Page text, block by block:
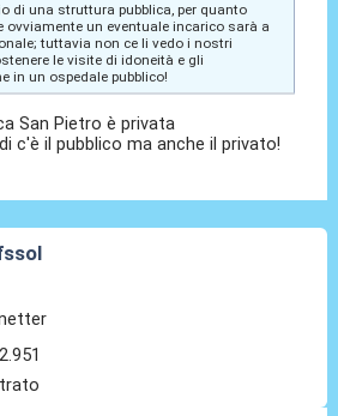
di una struttura pubblica, per quanto
ovviamente un eventuale incarico sarà a
tuttavia non ce li vedo i nostri
le visite di idoneità e gli
in un ospedale pubblico!
San Pietro è privata
c'è il pubblico ma anche il privato!